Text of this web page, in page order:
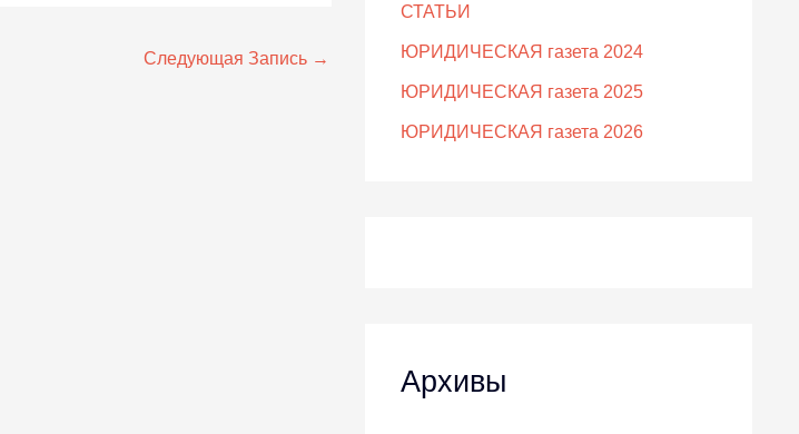
Следующая Запись →
СТАТЬИ
ЮРИДИЧЕСКАЯ газета 2024
ЮРИДИЧЕСКАЯ газета 2025
ЮРИДИЧЕСКАЯ газета 2026
Архивы